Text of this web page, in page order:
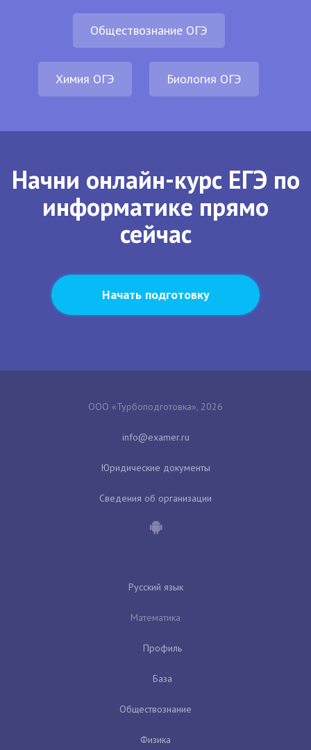
Обществознание ОГЭ
Химия ОГЭ Биология ОГЭ
Начни онлайн-курс ЕГЭ по
информатике прямо
сейчас
Начать подготовку
ООО «Турбоподготовка», 2026
Юридические документы
Сведения об организации
Русский язык
Математика
Профиль
База
Обществознание
Физика